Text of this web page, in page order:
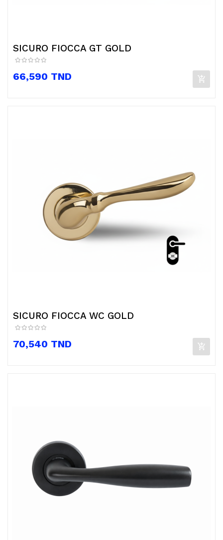
SICURO FIOCCA GT GOLD
Prix
66,590 TND
SICURO FIOCCA WC GOLD
Prix
70,540 TND